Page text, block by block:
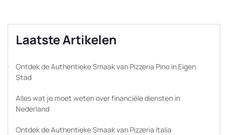
Laatste Artikelen
Ontdek de Authentieke Smaak van Pizzeria Pino in Eigen
Stad
Alles wat je moet weten over financiële diensten in
Nederland
Ontdek de Authentieke Smaak van Pizzeria Italia